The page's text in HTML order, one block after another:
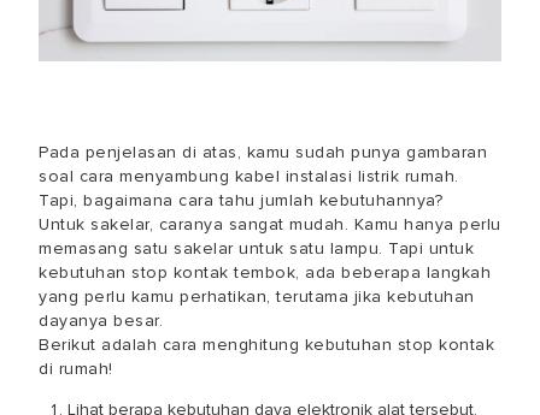
Pada penjelasan di atas, kamu sudah punya gambaran
soal cara menyambung kabel instalasi listrik rumah.
Tapi, bagaimana cara tahu jumlah kebutuhannya?
Untuk sakelar, caranya sangat mudah. Kamu hanya perlu
memasang satu sakelar untuk satu lampu. Tapi untuk
kebutuhan stop kontak tembok, ada beberapa langkah
yang perlu kamu perhatikan, terutama jika kebutuhan
dayanya besar.
Berikut adalah cara menghitung kebutuhan stop kontak
di rumah!
Lihat berapa kebutuhan daya elektronik alat tersebut.